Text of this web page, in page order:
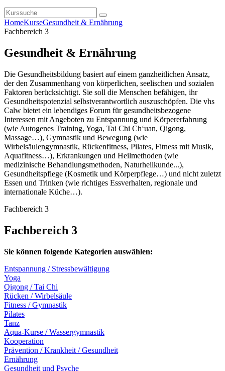
HomeKurseGesundheit & Ernährung
Fachbereich 3
Gesundheit & Ernährung
Die Gesundheitsbildung basiert auf einem ganzheitlichen Ansatz,
der den Zusammenhang von körperlichen, seelischen und sozialen
Faktoren berücksichtigt. Sie soll die Menschen befähigen, ihr
Gesundheitspotenzial selbstverantwortlich auszuschöpfen. Die vhs
Calw bietet ein lebendiges Forum für gesundheitsbezogene
Interessen mit Angeboten zu Entspannung und Körpererfahrung
(wie Autogenes Training, Yoga, Tai Chi Ch‘uan, Qigong,
Massage…), Gymnastik und Bewegung (wie
Wirbelsäulengymnastik, Rückenfitness, Pilates, Fitness mit Musik,
Aquafitness…), Erkrankungen und Heilmethoden (wie
medizinische Behandlungsmethoden, Naturheilkunde...),
Gesundheitspflege (Kosmetik und Körperpflege…) und nicht zuletzt
Essen und Trinken (wie richtiges Essverhalten, regionale und
internationale Küche…).
Fachbereich 3
Fachbereich 3
Sie können folgende Kategorien auswählen:
Entspannung / Stressbewältigung
Yoga
Qigong / Tai Chi
Rücken / Wirbelsäule
Fitness / Gymnastik
Pilates
Tanz
Aqua-Kurse / Wassergymnastik
Kooperation
Prävention / Krankheit / Gesundheit
Ernährung
Gesundheit und Psyche